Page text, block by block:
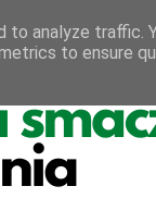
analyze traffic.
to ensure